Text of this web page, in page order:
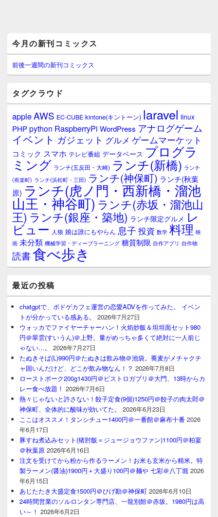
イ
ン
サ
イ
ウ
ィ
ジ
ェ
ア
今月の新刊コミックス
前後一週間の新刊コミックス
タグクラウド
appleAWS EC-CUBE kintone(キントーン) laravel linux
PHPpython RaspberryPi WordPress アナログゲーム
イベント ガジェット グルメ ゲームマーケット
コミック スマホ テレビ番組 データベース プログラ
ミング ランチ(五反田・大崎) ランチ(新橋) ランチ
(有楽町) ランチ(浜松町・三田) ランチ(神保町) ランチ(秋葉
原) ランチ(虎ノ門・西新橋・溜池
山王・神谷町) ランチ(赤坂・溜池山
王) ランチ(銀座・築地) ランチ限定グルメ レ
ビュー 人狼 娘は誰にもやらん 息子 投資 数学 料理 映
画 未分類 機械学習・ディープラーニング 糖質制限 自作アプリ 自作物
読書食べ歩き
最近の投稿
chatgptで、ボドゲカフェ運営の恋愛ADVを作ってみた。 イベン
トが分かっている感ある。
2026年7月27日
ウォッカでファイヤーチャーハン！火焰炒飯＆坦坦面セット980
円＠翠雲(すいうん)＠上野。量がめっちゃ多くて絶対に一人前じ
ゃない…。
2026年7月27日
たぬきそば(L)990円＠たぬきは飲み物＠池袋。蕎麦がメチャクチ
ャ固いんだけど、どこが飲み物なん！？ 2026年7月8日
ローストポーク200g1430円＠ビストロガブリ＠大門、13時からカ
レー食べ放題！ 2026年7月6日
熱々じゃないと許さない！餃子定食(9個)1250円＠餃子の肉太郎＠
神保町、全体的に酸味が効いてた。
2026年6月23日
ここはオススメ！タンシチュー1400円＠一番館＠麻布十番 2026
年6月17日
豚すね煮込みセット(猪肘飯＝ジュージョウファン)1100円＠柏宴
＠秋葉原 2026年6月16日
注文を受けてから粉から作るラーメン！お米も玄米から精米。特
製ラーメン(醤油)1900円＋大盛り100円＠麺や 七彩＠八丁堀 2026
年6月15日
あじたたき大盛定食1500円＠ひげ勘＠神保町 2026年6月10日
24時間営業のソルロンタン専門店、一龍別館＠赤坂。1980円は高
い～！ 2026年6月2日